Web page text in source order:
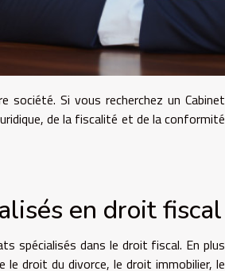
Si vous recherchez un Cabinet
de la fiscalité et de la conformité
en droit fiscal
spécialisés dans le droit fiscal. En plus
le droit du divorce, le droit immobilier, le